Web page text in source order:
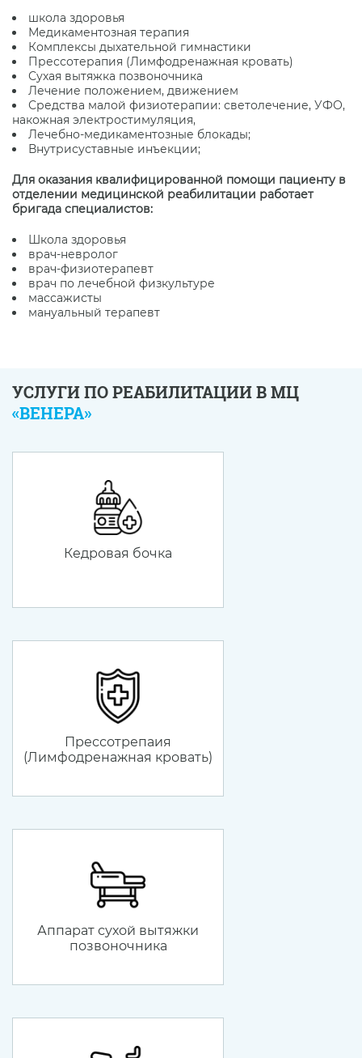
школа здоровья
Медикаментозная терапия
Комплексы дыхательной гимнастики
Прессотерапия (Лимфодренажная кровать)
Сухая вытяжка позвоночника
Лечение положением, движением
Средства малой физиотерапии: светолечение, УФО,
накожная электростимуляция,
Лечебно-медикаментозные блокады;
Внутрисуставные инъекции;
Для оказания квалифицированной помощи пациенту в
отделении медицинской реабилитации работает
бригада специалистов:
Школа здоровья
врач-невролог
врач-физиотерапевт
врач по лечебной физкультуре
массажисты
мануальный терапевт
УСЛУГИ ПО РЕАБИЛИТАЦИИ В МЦ
«ВЕНЕРА»
Кедровая бочка
Прессотрепаия
(Лимфодренажная кровать)
Аппарат сухой вытяжки
позвоночника